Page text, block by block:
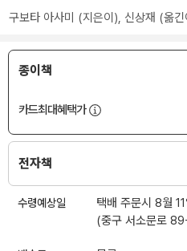
구보타 아사미
(지은이), 신상재 (옮
종이책
카드최대혜택가
전자책
수령예상일
택배 주문시 8월
(중구 서소문로